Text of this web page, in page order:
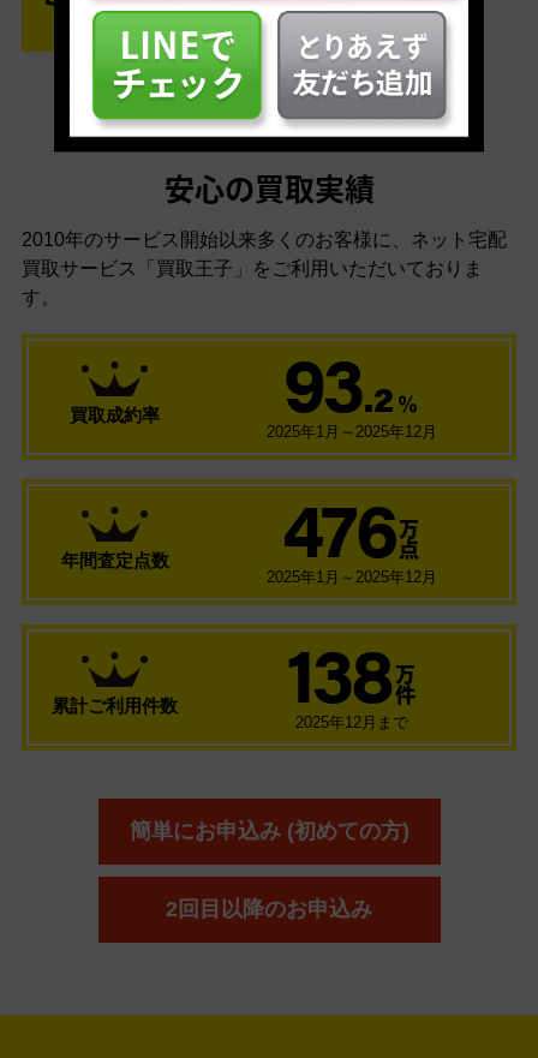
安心の買取実績
2010年のサービス開始以来多くのお客様に、 ネット宅配
買取サービス「買取王子」をご利用いただいておりま
す。
買取成約率 93.2 ％
2025年1月～2025年12月
年間査定点数 476 万
点
2025年1月～2025年12月
累計ご利用件数 138 万
件
2025年12月まで
簡単にお申込み (初めての方)
2回目以降のお申込み